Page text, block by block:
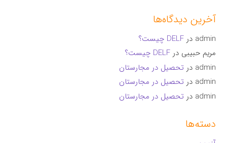
آخرین دیدگاه‌ها
admin درDELF چیست؟
مریم حبیبی درDELF چیست؟
admin در تحصیل در مجارستان
admin در تحصیل در مجارستان
admin در تحصیل در مجارستان
دسته‌ها